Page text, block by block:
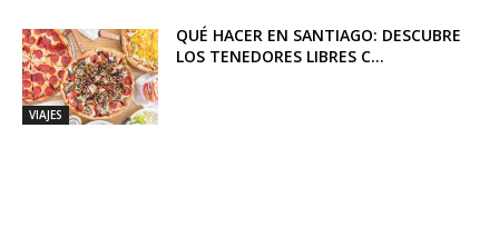
VIAJES
QUÉ HACER EN SANTIAGO: DESCUBRE
LOS TENEDORES LIBRES C...